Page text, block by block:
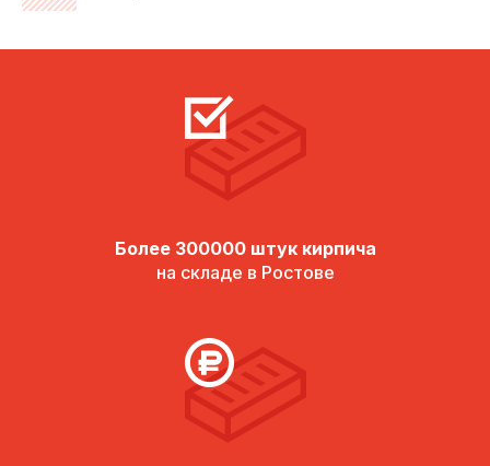
Более 300000 штук кирпича
на складе в Ростове